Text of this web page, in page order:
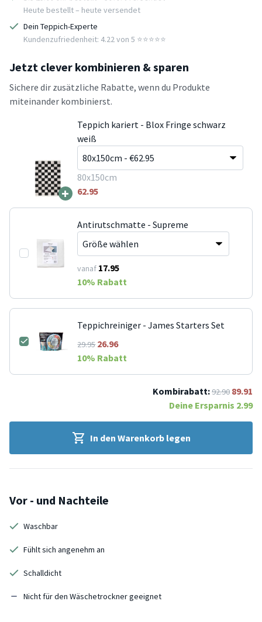
Heute bestellt – heute versendet
Dein Teppich-Experte
Kundenzufriedenheit: 4.22 von 5 ⭐️⭐️⭐️⭐️⭐️
Jetzt clever kombinieren & sparen
Sichere dir zusätzliche Rabatte, wenn du Produkte
miteinander kombinierst.
+
Teppich kariert - Blox Fringe schwarz
weiß
80x150cm
62.95
Antirutschmatte - Supreme
vanaf 17.95
10% Rabatt
Teppichreiniger - James Starters Set
29.9526.96
10% Rabatt
Kombirabatt:92.90 89.91
Deine Ersparnis 2.99
In den Warenkorb legen
Vor - und Nachteile
Waschbar
Fühlt sich angenehm an
Schalldicht
Nicht für den Wäschetrockner geeignet